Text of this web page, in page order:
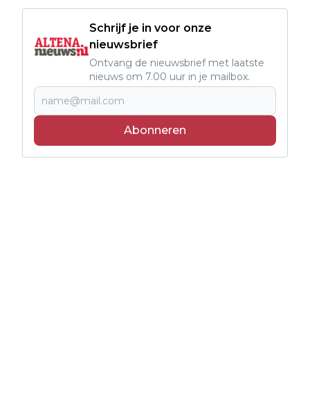
Schrijf je in voor onze
nieuwsbrief
Ontvang de nieuwsbrief met laatste
nieuws om 7.00 uur in je mailbox.
Abonneren